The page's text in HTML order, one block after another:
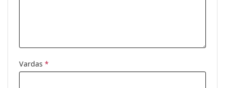
Kategorija:
Akiniai su mėlynos šviesos filtru
Vardas *